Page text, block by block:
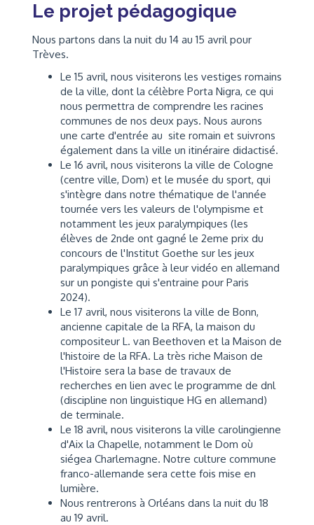
Le projet pédagogique
Nous partons dans la nuit du 14 au 15 avril pour
Trèves.
Le 15 avril, nous visiterons les vestiges romains
de la ville, dont la célèbre Porta Nigra, ce qui
nous permettra de comprendre les racines
communes de nos deux pays. Nous aurons
une carte d'entrée au site romain et suivrons
également dans la ville un itinéraire didactisé.
Le 16 avril, nous visiterons la ville de Cologne
(centre ville, Dom) et le musée du sport, qui
s'intègre dans notre thématique de l'année
tournée vers les valeurs de l'olympisme et
notamment les jeux paralympiques (les
élèves de 2nde ont gagné le 2eme prix du
concours de l'Institut Goethe sur les jeux
paralympiques grâce à leur vidéo en allemand
sur un pongiste qui s'entraine pour Paris
2024).
Le 17 avril, nous visiterons la ville de Bonn,
ancienne capitale de la RFA, la maison du
compositeur L. van Beethoven et la Maison de
l'histoire de la RFA. La très riche Maison de
l'Histoire sera la base de travaux de
recherches en lien avec le programme de dnl
(discipline non linguistique HG en allemand)
de terminale.
Le 18 avril, nous visiterons la ville carolingienne
d'Aix la Chapelle, notamment le Dom où
siégea Charlemagne. Notre culture commune
franco-allemande sera cette fois mise en
lumière.
Nous rentrerons à Orléans dans la nuit du 18
au 19 avril.